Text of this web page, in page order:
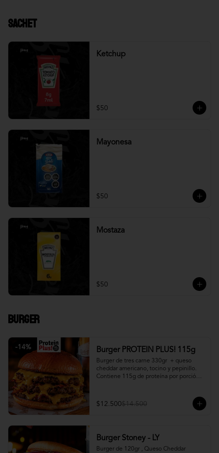
Sachet
Ketchup
$50
Mayonesa
$50
Mostaza
$50
Burger
-14% Burger PROTEIN PLUS! 115g
Burger de tres carne 330gr  + queso
cheddar americano, tocino y pepinillo.
Contiene 115g de proteína por porción.
$12.500$14.500
Burger Stoney - LY
Burger de 120gr , Queso Cheddar